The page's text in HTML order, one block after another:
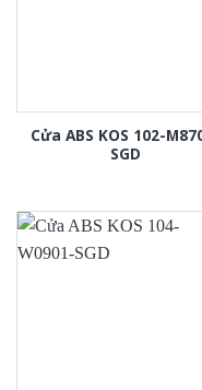
Cửa ABS KOS 102-
SGD